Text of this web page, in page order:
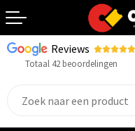
Reviews
Totaal 42 beoordelingen
Terug